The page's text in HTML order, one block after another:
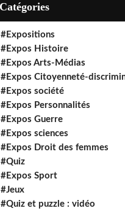
Catégories
#Expositions
#Expos Histoire
#Expos Arts-Médias
#Expos Citoyenneté-
#Expos société
#Expos Personnalités
#Expos Guerre
#Expos sciences
#Expos Droit des femmes
#Quiz
#Expos Sport
#Jeux
#Quiz et puzzle : vidéo